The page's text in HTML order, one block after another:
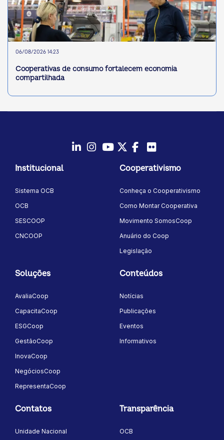
06/08/2026 14:23
Cooperativas de consumo fortalecem economia
compartilhada
Instagram
YoutubeTwitter/X
Facebook
Institucional
Sistema OCB
OCB
SESCOOP
CNCOOP
Cooperativismo
Conheça o Cooperativismo
Como Montar Cooperativa
Movimento SomosCoop
Anuário do Coop
Legislação
Soluções
AvaliaCoop
CapacitaCoop
ESGCoop
GestãoCoop
InovaCoop
NegóciosCoop
RepresentaCoop
Conteúdos
Notícias
Publicações
Eventos
Informativos
Contatos
Unidade Nacional
Transparência
OCB